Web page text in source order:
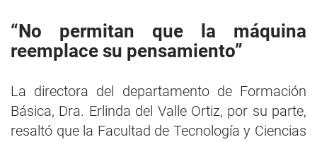
“No permitan que la máquina
reemplace su pensamiento”
La directora del departamento de Formación
Básica, Dra. Erlinda del Valle Ortiz, por su parte,
resaltó que la Facultad de Tecnología y Ciencias